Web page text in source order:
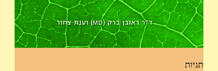
תגיות